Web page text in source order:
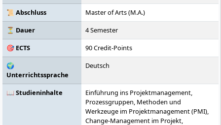
Fernstudium möglich.
📜 Abschluss
Master of Arts (M.A.)
⏳ Dauer
4 Semester
🎯 ECTS
90 Credit-Points
🌍
Unterrichtssprache
Deutsch
📖 Studieninhalte
Einführung ins Projektmanagement,
Prozessgruppen, Methoden und
Werkzeuge im Projektmanagement (PMI),
Change-Management im Projekt,